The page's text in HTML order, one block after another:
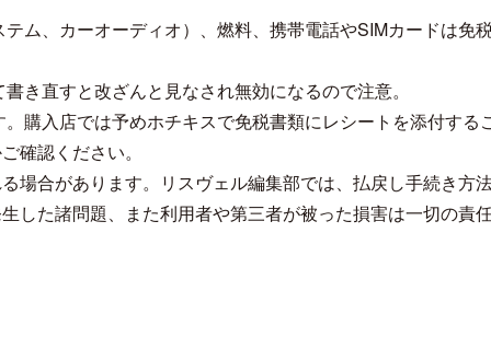
ム、カーオーディオ）、燃料、携帯電話やSIMカードは免
き直すと改ざんと見なされ無効になるので注意。
購入店では予めホチキスで免税書類にレシートを添付する
確認ください。
場合があります。リスヴェル編集部では、払戻し手続き方
した諸問題、また利用者や第三者が被った損害は一切の責